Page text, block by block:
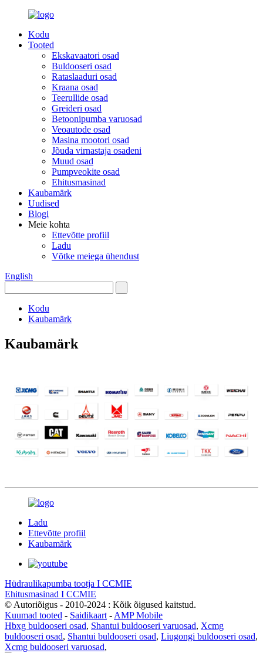
Kodu
Tooted
Ekskavaatori osad
Buldooseri osad
Rataslaaduri osad
Kraana osad
Teerullide osad
Greideri osad
Betoonipumba varuosad
Veoautode osad
Masina mootori osad
Jõuda virnastaja osadeni
Muud osad
Pumpveokite osad
Ehitusmasinad
Kaubamärk
Uudised
Blogi
Meie kohta
Ettevõtte profiil
Ladu
Võtke meiega ühendust
English
Kodu
Kaubamärk
Kaubamärk
Ladu
Ettevõtte profiil
Kaubamärk
Hüdraulikapumba tootja I CCMIE
Ehitusmasinad I CCMIE
© Autoriõigus - 2010-2024 : Kõik õigused kaitstud.
Kuumad tooted - Saidikaart - AMP Mobile
Hbxg buldooseri osad, Shantui buldooseri varuosad, Xcmg
buldooseri osad, Shantui buldooseri osad, Liugongi buldooseri osad,
Xcmg buldooseri varuosad,